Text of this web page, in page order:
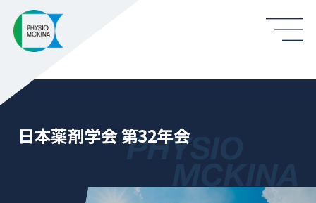
日本薬剤学会 第32年会